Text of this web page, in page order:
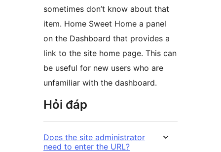
sometimes don’t know about that
item. Home Sweet Home a panel
on the Dashboard that provides a
link to the site home page. This can
be useful for new users who are
unfamiliar with the dashboard.
Hỏi đáp
Does the site administrator
need to enter the URL?